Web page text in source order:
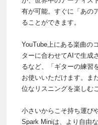
有が可能。すぐに「あの
ることができます。
YouTube上にある楽曲の
ターに合わせてAIで生成
るなど、「ギターの練習
お使いいただけます。ま
位なリスニングを楽しむ
小さいからこそ持ち運び
Spark Miniは、より自由